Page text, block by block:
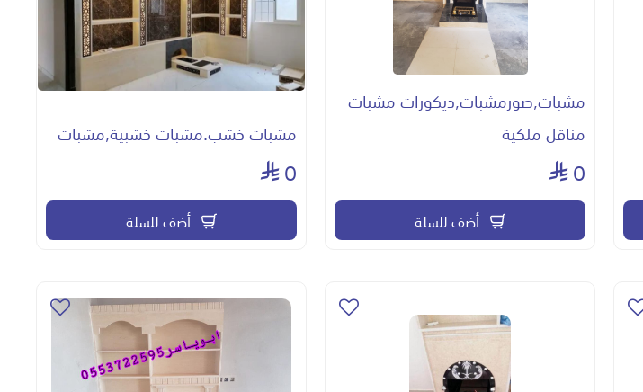
مشبات,صورمشبات,ديكورات مشبات
مناقل ملكية
0
أضف للسلة
مشبات خشب.مشبات خشبية,مشبات
0
أضف للسلة